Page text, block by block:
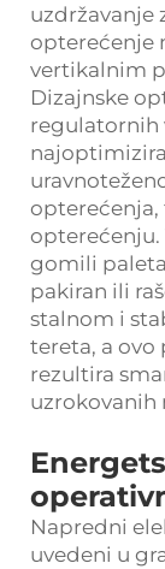
uzdržavanje
opterećenje
vertikalnim
Dizajnske
regulatornih
opterećenja,
opterećenju.
gomili
pakiran ili
stalnom i
tereta, a
rezultira
uzrokovanih
Napredni
uvedeni u